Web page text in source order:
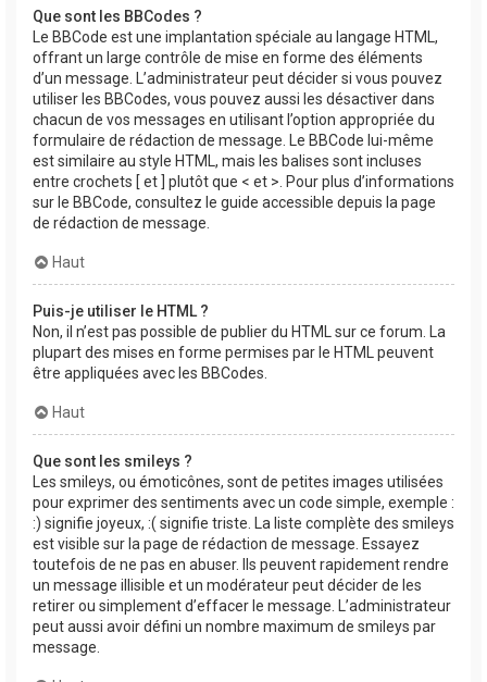
Que sont les BBCodes ?
Le BBCode est une implantation spéciale au langage HTML,
offrant un large contrôle de mise en forme des éléments
d’un message. L’administrateur peut décider si vous pouvez
utiliser les BBCodes, vous pouvez aussi les désactiver dans
chacun de vos messages en utilisant l’option appropriée du
formulaire de rédaction de message. Le BBCode lui-même
est similaire au style HTML, mais les balises sont incluses
entre crochets [ et ] plutôt que < et >. Pour plus d’informations
sur le BBCode, consultez le guide accessible depuis la page
de rédaction de message.
Haut
Puis-je utiliser le HTML ?
Non, il n’est pas possible de publier du HTML sur ce forum. La
plupart des mises en forme permises par le HTML peuvent
être appliquées avec les BBCodes.
Haut
Que sont les smileys ?
Les smileys, ou émoticônes, sont de petites images utilisées
pour exprimer des sentiments avec un code simple, exemple :
:) signifie joyeux, :( signifie triste. La liste complète des smileys
est visible sur la page de rédaction de message. Essayez
toutefois de ne pas en abuser. Ils peuvent rapidement rendre
un message illisible et un modérateur peut décider de les
retirer ou simplement d’effacer le message. L’administrateur
peut aussi avoir défini un nombre maximum de smileys par
message.